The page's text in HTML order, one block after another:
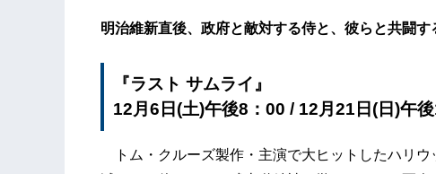
明治維新直後、政府と敵対する侍と、彼らと共闘す
『ラスト サムライ』
12月6日(土)午後8：00 / 12月21日(日)午
トム・クルーズ製作・主演で大ヒットしたハリウ